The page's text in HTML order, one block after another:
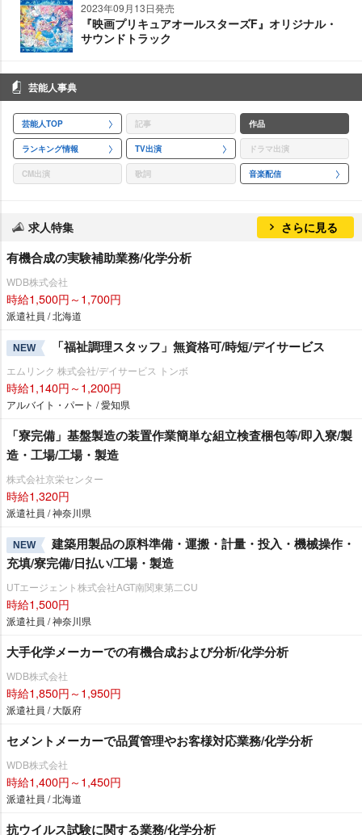
2023年09月13日発売
『映画プリキュアオールスターズF』オリジナル・
サウンドトラック
芸能人事典
芸能人TOP 記事 作品
ランキング情報 TV出演 ドラマ出演
CM出演 歌詞 音楽配信
求人特集 さらに見る
有機合成の実験補助業務/化学分析
WDB株式会社
時給1,500円～1,700円
派遣社員 / 北海道
NEW 「福祉調理スタッフ」無資格可/時短/デイサービス
エムリンク 株式会社/デイサービス トンボ
時給1,140円～1,200円
アルバイト・パート / 愛知県
「寮完備」基盤製造の装置作業簡単な組立検査梱包等/即入寮/製
造・工場/工場・製造
株式会社京栄センター
時給1,320円
派遣社員 / 神奈川県
NEW
建築用製品の原料準備・運搬・計量・投入・機械操作・
充填/寮完備/日払い/工場・製造
UTエージェント株式会社AGT南関東第二CU
時給1,500円
派遣社員 / 神奈川県
大手化学メーカーでの有機合成および分析/化学分析
WDB株式会社
時給1,850円～1,950円
派遣社員 / 大阪府
セメントメーカーで品質管理やお客様対応業務/化学分析
WDB株式会社
時給1,400円～1,450円
派遣社員 / 北海道
抗ウイルス試験に関する業務/化学分析